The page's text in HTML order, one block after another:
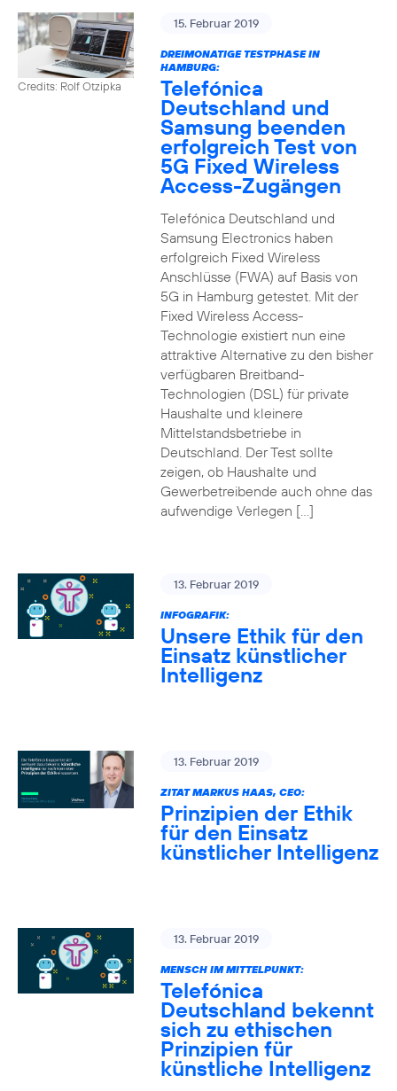
Credits: Rolf Otzipka
15. Februar 2019
DREIMONATIGE TESTPHASE IN
HAMBURG:
Telefónica
Deutschland und
Samsung beenden
erfolgreich Test von
5G Fixed Wireless
Access-Zugängen
Telefónica Deutschland und
Samsung Electronics haben
erfolgreich Fixed Wireless
Anschlüsse (FWA) auf Basis von
5G in Hamburg getestet. Mit der
Fixed Wireless Access-
Technologie existiert nun eine
attraktive Alternative zu den bisher
verfügbaren Breitband-
Technologien (DSL) für private
Haushalte und kleinere
Mittelstandsbetriebe in
Deutschland. Der Test sollte
zeigen, ob Haushalte und
Gewerbetreibende auch ohne das
aufwendige Verlegen […]
13. Februar 2019
INFOGRAFIK:
Unsere Ethik für den
Einsatz künstlicher
Intelligenz
13. Februar 2019
ZITAT MARKUS HAAS, CEO:
Prinzipien der Ethik
für den Einsatz
künstlicher Intelligenz
13. Februar 2019
MENSCH IM MITTELPUNKT:
Telefónica
Deutschland bekennt
sich zu ethischen
Prinzipien für
künstliche Intelligenz